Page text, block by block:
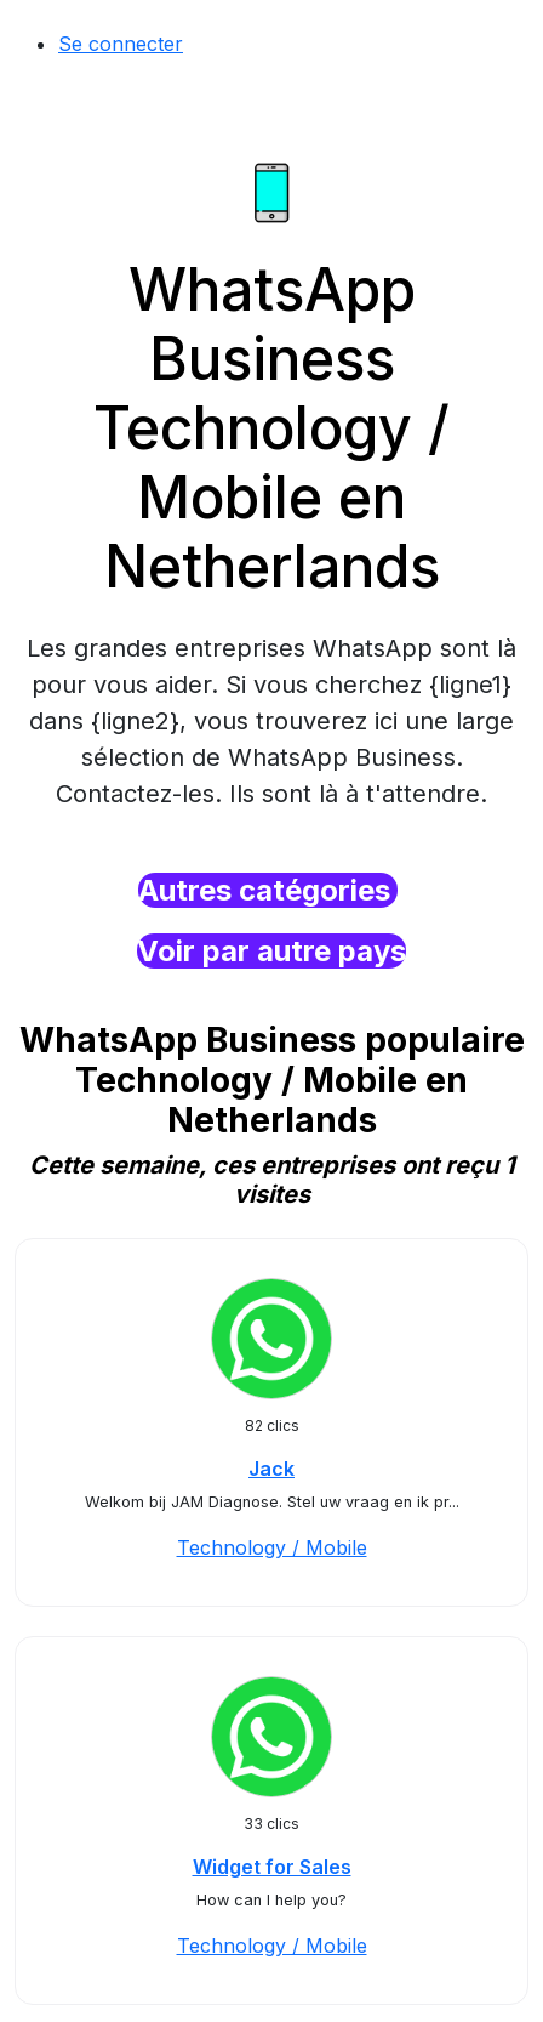
Se connecter
WhatsApp
Business
Technology /
Mobile en
Netherlands
Les grandes entreprises WhatsApp sont là
pour vous aider. Si vous cherchez {ligne1}
dans {ligne2}, vous trouverez ici une large
sélection de WhatsApp Business.
Contactez-les. Ils sont là à t'attendre.
Autres catégories
Voir par autre pays
WhatsApp Business populaire
Technology / Mobile en
Netherlands
Cette semaine, ces entreprises ont reçu 1
visites
82 clics
Jack
Welkom bij JAM Diagnose. Stel uw vraag en ik pr...
Technology / Mobile
33 clics
Widget for Sales
How can I help you?
Technology / Mobile